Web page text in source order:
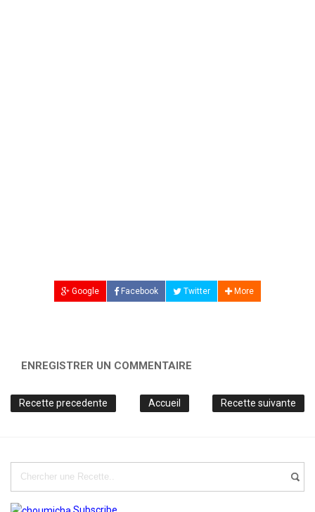
Google Facebook Twitter More
ENREGISTRER UN COMMENTAIRE
Recette precedente Recette suivante
Accueil
Subscribe